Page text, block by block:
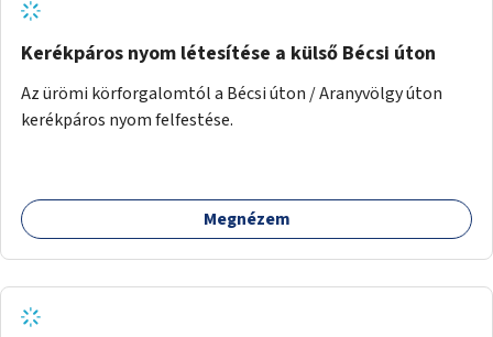
Kerékpáros nyom létesítése a külső Bécsi úton
Az ürömi körforgalomtól a Bécsi úton / Aranyvölgy úton
kerékpáros nyom felfestése.
Megnézem